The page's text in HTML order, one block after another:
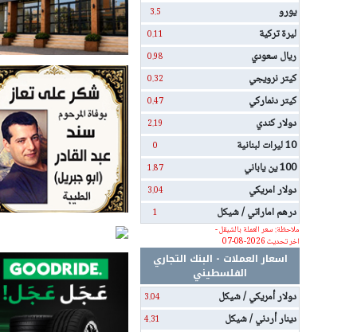
يورو 3.5
ليرة تركية 0.11
ريال سعودي 0.98
كيتر نرويجي 0.32
كيتر دنماركي 0.47
دولار كندي 2.19
10 ليرات لبنانية 0
100 ين ياباني 1.87
دولار امريكي 3.04
درهم اماراتي / شيكل
1
ملاحظة: سعر العملة بالشيقل -
اخر تحديث 2026-08-07
اسعار العملات - البنك التجاري
الفلسطيني
دولار أمريكي / شيكل
3.04
دينار أردني / شيكل 4.31